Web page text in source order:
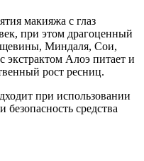
макияжа с глаз
при этом драгоценный
Миндаля, Сои,
Алоэ питает и
рост ресниц.
при использовании
средства